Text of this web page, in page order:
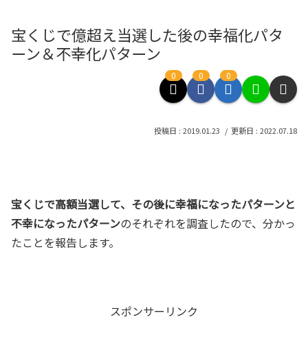
宝くじで億超え当選した後の幸福化パタ
ーン＆不幸化パターン
0 0 0
2019.01.23 2022.07.18
宝くじで高額当選して、その後に幸福になったパターンと
不幸になったパターンのそれぞれを調査したので、分かっ
たことを報告します。
スポンサーリンク